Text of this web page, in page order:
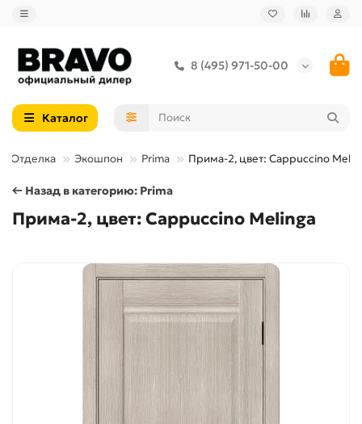
8 (495) 971-50-00
Каталог
Отделка Экошпон Prima Прима-2, цвет: Cappuccino
← Назад в категорию: Prima
Прима-2, цвет: Cappuccino Melinga